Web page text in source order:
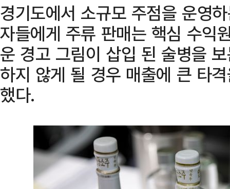
경기도에서 소규모 주점을 운영
자들에게 주류 판매는 핵심 수익
운 경고 그림이 삽입 된 술병을
하지 않게 될 경우 매출에 큰 타
했다.